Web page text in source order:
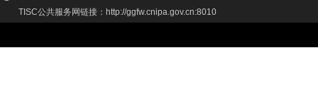
TISC公共服务网链接： http://ggfw.cnipa.gov.cn:8010